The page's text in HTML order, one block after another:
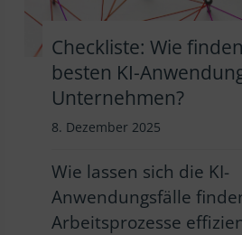
Checkliste: Wie
besten KI-
Unternehmen?
8. Dezember 2025
Wie lassen sich die KI-
Anwendungsfälle
Arbeitsprozesse